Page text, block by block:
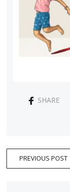
SHARE
PREVIOUS POST